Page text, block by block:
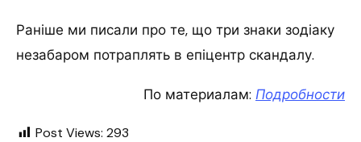
Раніше ми писали про те, що три знаки зодіаку
незабаром потраплять в епіцентр скандалу.
По материалам: Подробности
Post Views: 293